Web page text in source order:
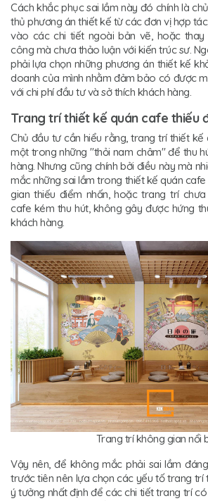
Cách khắc phục sai lầm này đó chính là
thủ phương án thiết kế từ các đơn vị hợp
vào các chi tiết ngoài bản vẽ, hoặc
công mà chưa thảo luận với kiến trúc sư.
phải lựa chọn những phương án thiết kế
doanh của mình nhằm đảm bảo có được
với chi phí đầu tư và sở thích khách hàng.
Trang trí thiết kế quán cafe thiếu
Chủ đầu tư cần hiểu rằng, trang trí thiết kế
một trong những "thỏi nam châm" để thu
hàng. Nhưng cũng chính bởi điều này mà
mắc những sai lầm trong thiết kế quán
gian thiếu điểm nhấn, hoặc trang trí
cafe kém thu hút, không gây được hứng
khách hàng.
Trang trí không gian nổi
Vậy nên, để không mắc phải sai lầm
trước tiên nên lựa chọn các yếu tố trang
ý tưởng nhất định để các chi tiết trang trí